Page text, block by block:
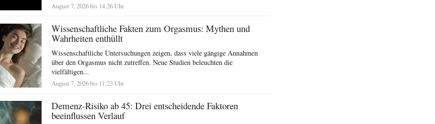
August 7, 2026 bis 14:26 Uhr
Wissenschaftliche Fakten zum Orgasmus: Mythen und
Wahrheiten enthüllt
Wissenschaftliche Untersuchungen zeigen, dass viele gängige Annahmen
über den Orgasmus nicht zutreffen. Neue Studien beleuchten die
vielfältigen...
August 7, 2026 bis 11:23 Uhr
Demenz-Risiko ab 45: Drei entscheidende Faktoren
beeinflussen Verlauf